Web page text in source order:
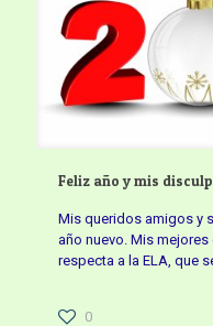
Feliz año y mis
Mis queridos amigos y
año nuevo. Mis
respecta a la ELA, que
0